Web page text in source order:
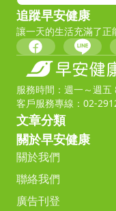
追蹤早安健康
讓一天的生活充滿了正
服務時間：週一～週
客戶服務專線：02-
文章分類
關於早安健康
關於我們
聯絡我們
廣告刊登